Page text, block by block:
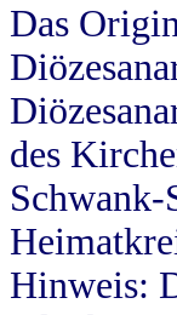
Das
des
Schwank-
Hinweis: